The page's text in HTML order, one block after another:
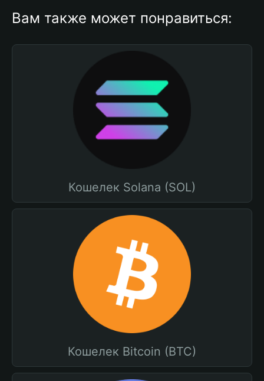
Вам также может понравиться:
Кошелек Solana (SOL)
Кошелек Bitcoin (BTC)